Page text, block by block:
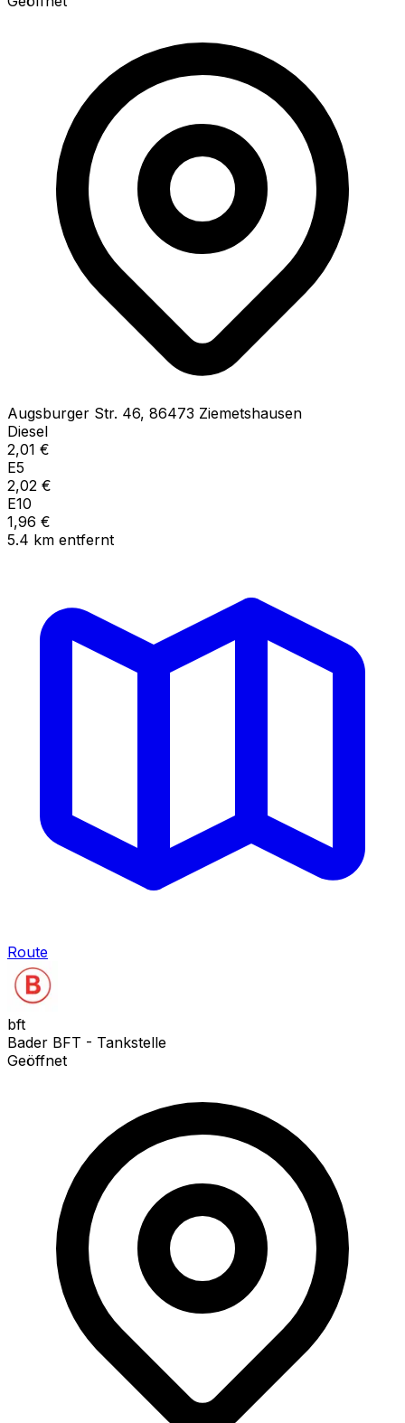
Augsburger Str. 46, 86473 Ziemetshausen
Diesel
2,01 €
E5
2,02 €
E10
1,96 €
5.4 km entfernt
Route
bft
Bader BFT - Tankstelle
Geöffnet